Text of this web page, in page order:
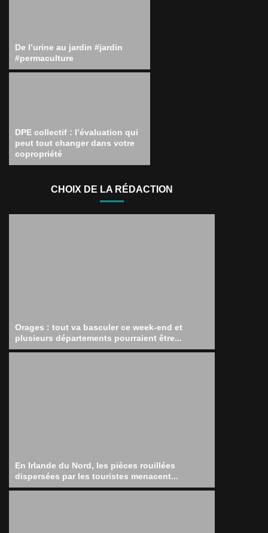
De l’urine au jardin #jardin
#permaculture
DPE collectif : l’évaluation qui
peut tout changer dans votre
copropriété
CHOIX DE LA RÉDACTION
Orages : tout va basculer ce week-end et
plusieurs départements pourraient être...
En Irlande du Nord, les pièces rouillées
dispersées par les touristes menacent...